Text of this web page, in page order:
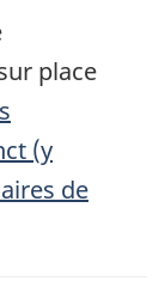
place
(y
de